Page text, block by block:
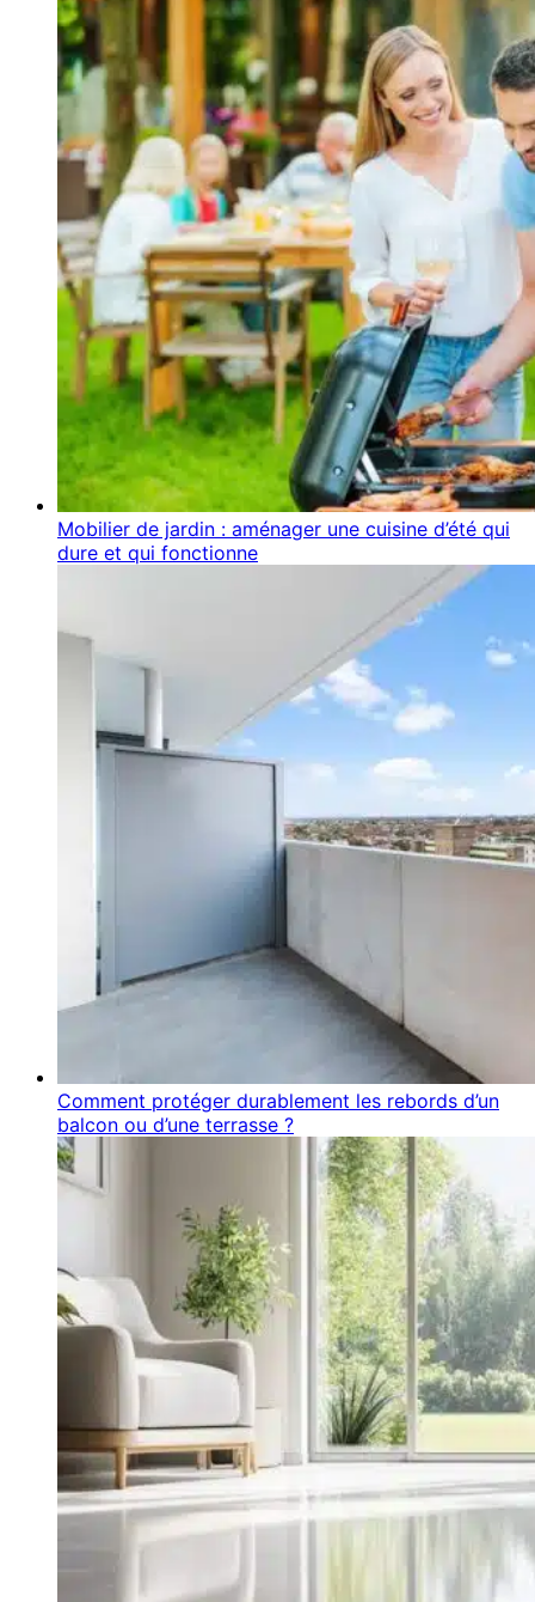
Mobilier de jardin : aménager une cuisine d’été qui
dure et qui fonctionne
Comment protéger durablement les rebords d’un
balcon ou d’une terrasse ?